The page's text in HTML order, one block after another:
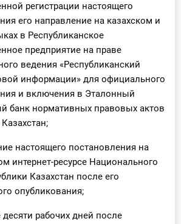
регистрации настоящего
его направление на казахском и
в Республиканское
предприятие на праве
ведения «Республиканский
информации» для официального
и включения в Эталонный
банк нормативных правовых актов
настоящего постановления на
интернет-ресурсе Национального
Казахстан после его
опубликования;
десяти рабочих дней после